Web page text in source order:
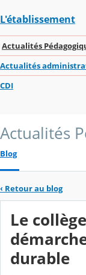
L'établissement
Actualités
Actualités
CDI
Actualités
Blog
‹ Retour au blog
Le
durable